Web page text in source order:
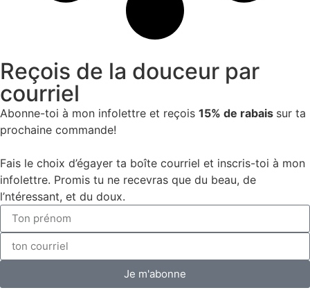
Reçois de la douceur par
courriel
Abonne-toi à mon infolettre et reçois 15% de rabais sur ta
prochaine commande!
Fais le choix d’égayer ta boîte courriel et inscris-toi à mon
infolettre. Promis tu ne recevras que du beau, de
l’ntéressant, et du doux.
Je m'abonne